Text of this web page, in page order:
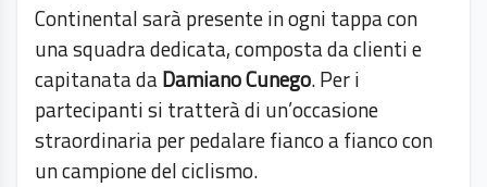
Continental sarà presente in ogni tappa con
una squadra dedicata, composta da clienti e
capitanata daDamiano Cunego. Per i
partecipanti si tratterà di un’occasione
straordinaria per pedalare fianco a fianco con
un campione del ciclismo.